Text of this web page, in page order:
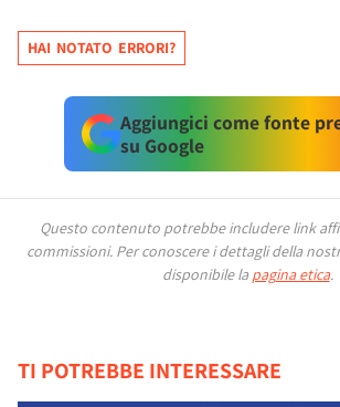
HAI NOTATO ERRORI?
Aggiungici come fonte
su Google
Questo contenuto potrebbe includere link
commissioni. Per conoscere i dettagli della
disponibile la pagina etica.
TI POTREBBE INTERESSARE